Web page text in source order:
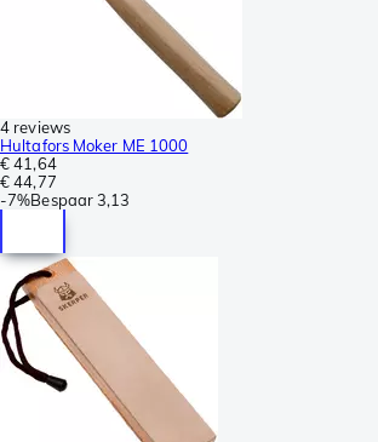
4 reviews
Hultafors Moker ME 1000
€ 41,64
€ 44,77
-7%Bespaar3,13